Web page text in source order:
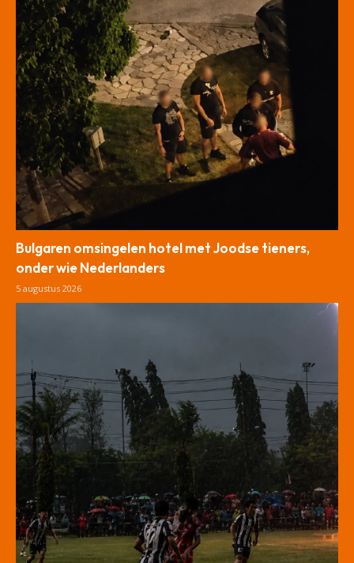
Bulgaren omsingelen hotel met Joodse tieners,
onder wie Nederlanders
5 augustus 2026